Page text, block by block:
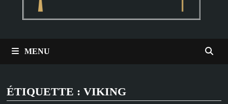
MENU
ÉTIQUETTE : VIKING